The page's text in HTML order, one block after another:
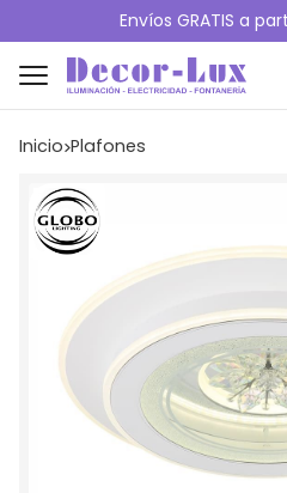
Envíos GRATIS a
Inicio plafones